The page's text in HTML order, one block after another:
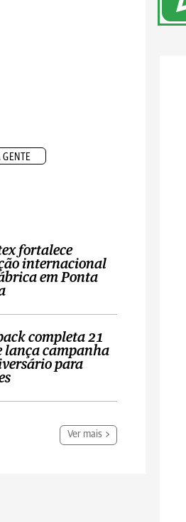
GENTE
fortalece
internacional
em Ponta
completa 21
lança campanha
para
Ver mais